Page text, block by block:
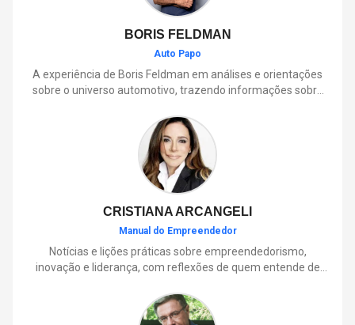
BORIS FELDMAN
Auto Papo
A experiência de Boris Feldman em análises e orientações
sobre o universo automotivo, trazendo informações sobre
que envolve o dia a dia dos motoristas.
CRISTIANA ARCANGELI
Manual do Empreendedor
Notícias e lições práticas sobre empreendedorismo,
inovação e liderança, com reflexões de quem entende de